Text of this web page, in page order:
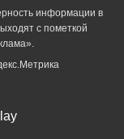
информации в
с пометкой